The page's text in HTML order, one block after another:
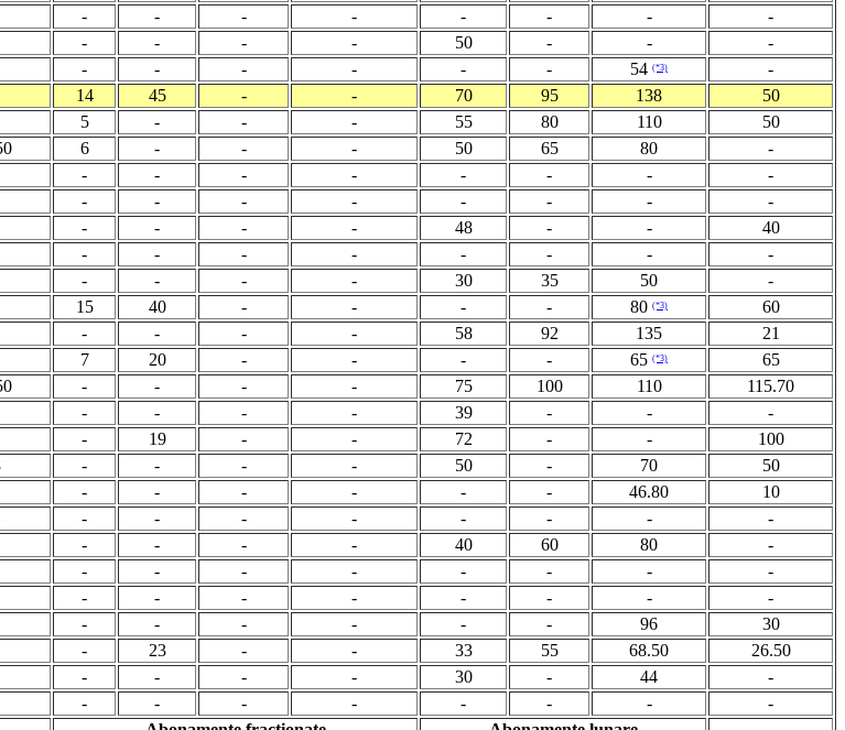
- - - - - - - -
- - - - 50 - - -
- - - - - - 54 (*3) -
14 45 - - 70 95 138 50
5 - - - 55 80 110 50
6 - - - 50 65 80 -
- - - - - - - -
- - - - - - - -
- - - - 48 - - 40
- - - - - - - -
- - - - 30 35 50 -
15 40 - - - - 80 (*3) 60
- - - - 58 92 135 21
7 20 - - - - 65 (*3) 65
- - - - 75 100 110 115.70
- - - - 39 - - -
- 19 - - 72 - - 100
- - - - 50 - 70 50
- - - - - - 46.80 10
- - - - - - - -
- - - - 40 60 80 -
- - - - - - - -
- - - - - - - -
- - - - - - 96 30
- 23 - - 33 55 68.50 26.50
- - - - 30 - 44 -
- - - - - - -
-